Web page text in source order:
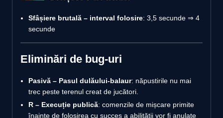
Sfâșiere brutală – interval folosire: 3,5 secunde ⇒ 4
secunde
Eliminări de bug-uri
Pasivă – Pasul dulăului-balaur: năpustirile nu mai
trec peste terenul creat de jucători.
R – Execuție publică: comenzile de mișcare primite
înainte de folosirea cu succes a abilității vor fi anulate